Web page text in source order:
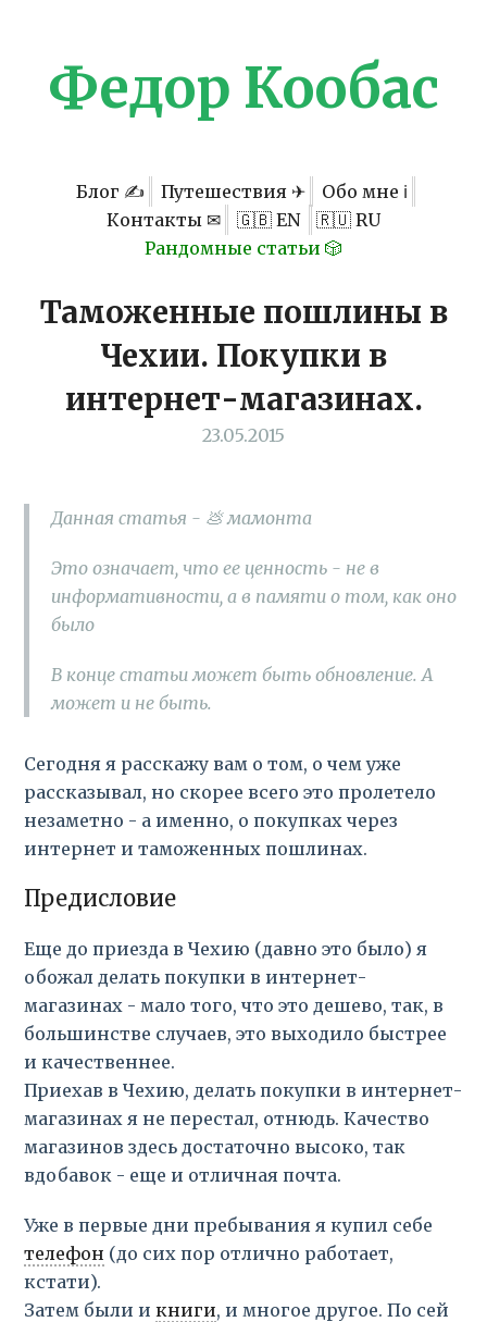
Федор Кообас
Блог ✍ Путешествия ✈
Обо мне ℹ
Контакты ✉
🇬🇧 EN
🇷🇺 RU
Рандомные статьи 🎲
Таможенные пошлины в
Чехии. Покупки в
интернет-магазинах.
23.05.2015
Данная статья - 💩 мамонта
Это означает, что ее ценность - не в
информативности, а в памяти о том, как оно
было
В конце статьи может быть обновление. А
может и не быть.
Сегодня я расскажу вам о том, о чем уже
рассказывал, но скорее всего это пролетело
незаметно - а именно, о покупках через
интернет и таможенных пошлинах.
Предисловие
Еще до приезда в Чехию (давно это было) я
обожал делать покупки в интернет-
магазинах - мало того, что это дешево, так, в
большинстве случаев, это выходило быстрее
и качественнее.
Приехав в Чехию, делать покупки в интернет-
магазинах я не перестал, отнюдь. Качество
магазинов здесь достаточно высоко, так
вдобавок - еще и отличная почта.
Уже в первые дни пребывания я купил себе
телефон (до сих пор отлично работает,
кстати).
Затем были икниги, и многое другое. По сей